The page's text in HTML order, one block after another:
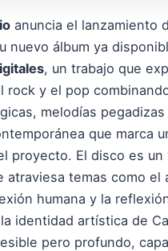
anuncia el lanzamiento
nuevo álbum ya
, un trabajo que
rock y el pop
melodías pegadizas
que marca
proyecto. El disco es un
atraviesa temas como el
humana y la
identidad artística de
pero profundo,